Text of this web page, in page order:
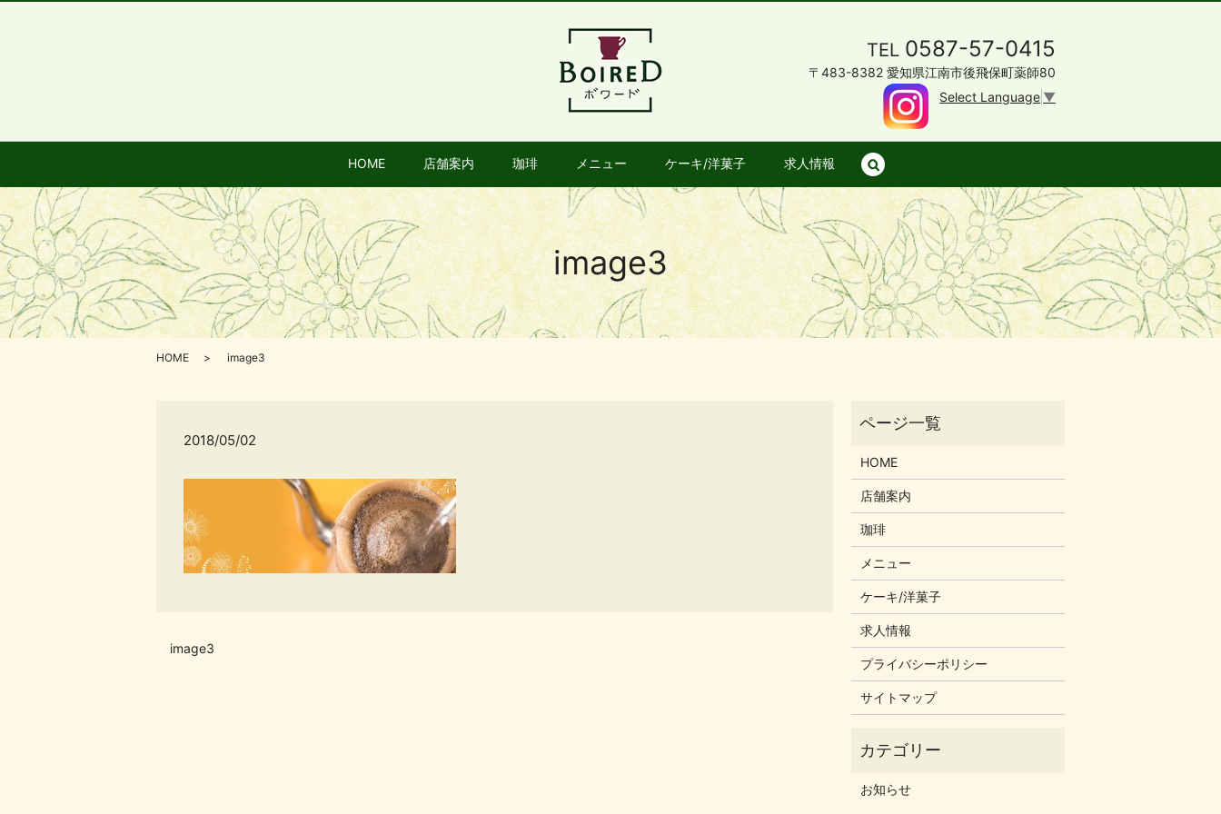
HOME 店舗案内 珈琲 メニュー ケーキ/洋菓子 求人情報 search
TEL 0587-57-0415
〒483-8382 愛知県江南市後飛保町薬師80
Select Language ▼
image3
HOME image3
2018/05/02
image3
HOME
店舗案内
珈琲
メニュー
ケーキ/洋菓子
求人情報
プライバシーポリシー
サイトマップ
お知らせ